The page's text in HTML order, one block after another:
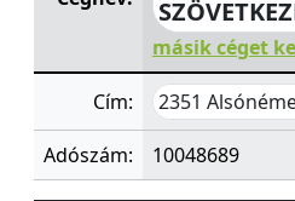
másik céget
Cím: 2351
Adószám: 10048689